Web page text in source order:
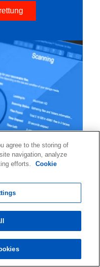
Einblicke und Tipps
erhalten,
agree to the storing of
navigation, analyze
efforts.
Cookie